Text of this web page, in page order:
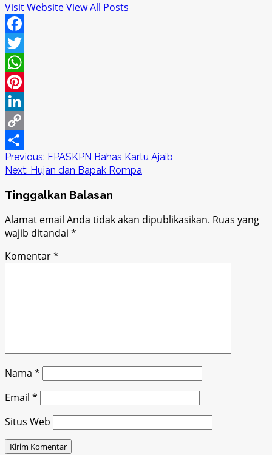
Visit WebsiteView All Posts
Facebook
Twitter
WhatsApp
Pinterest
LinkedIn
Copy
Link
Share
Post
navigation
Previous: FPASKPN Bahas Kartu Ajaib
Next: Hujan dan Bapak Rompa
Tinggalkan Balasan
Alamat email Anda tidak akan dipublikasikan. Ruas yang
wajib ditandai *
Komentar*
Nama *
Email *
Situs Web